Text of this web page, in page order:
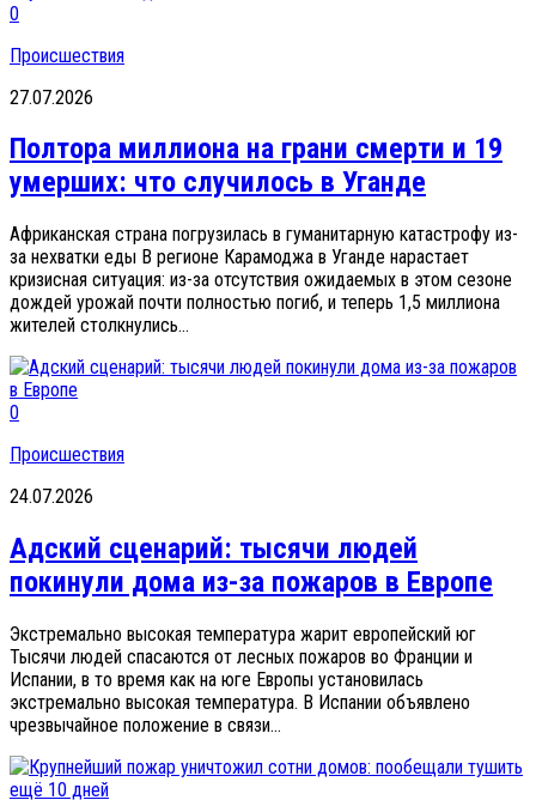
0
Происшествия
27.07.2026
Полтора миллиона на грани смерти и 19
умерших: что случилось в Уганде
Африканская страна погрузилась в гуманитарную катастрофу из-
за нехватки еды В регионе Карамоджа в Уганде нарастает
кризисная ситуация: из-за отсутствия ожидаемых в этом сезоне
дождей урожай почти полностью погиб, и теперь 1,5 миллиона
жителей столкнулись...
0
Происшествия
24.07.2026
Адский сценарий: тысячи людей
покинули дома из-за пожаров в Европе
Экстремально высокая температура жарит европейский юг
Тысячи людей спасаются от лесных пожаров во Франции и
Испании, в то время как на юге Европы установилась
экстремально высокая температура. В Испании объявлено
чрезвычайное положение в связи...